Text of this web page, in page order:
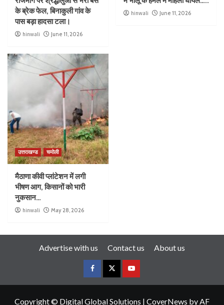
के ब्रेक फेल, बिनाकुली गांव के
पास बड़ा हादसा टला।
hinwali June 11, 2026
hinwali June 11, 2026
उत्तराखण्ड चमोली
मैठाणा कीवी प्लांटेशन में लगी
भीषण आग, किसानों को भारी
नुकसान…
hinwali May 28, 2026
Advertise with us Contact us About us
Copyright © Digital Global Solutions | CoverNews by AF